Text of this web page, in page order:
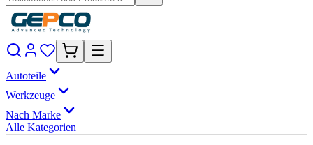
Autoteile
Werkzeuge
Nach Marke
Alle Kategorien